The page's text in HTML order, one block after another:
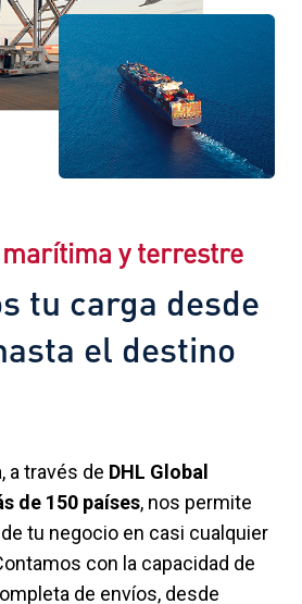
y terrestre
tu carga desde
el destino
a través de DHL Global
de 150 países, nos permite
tu negocio en casi cualquier
con la capacidad de
de envíos, desde